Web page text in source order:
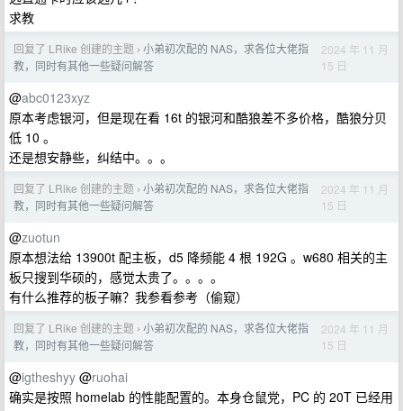
求教
回复了 LRike 创建的主题 › 小弟初次配的 NAS，求各位大佬指
教，同时有其他一些疑问解答
2024 年 11 月
15 日
@abc0123xyz
原本考虑银河，但是现在看 16t 的银河和酷狼差不多价格，酷狼分贝
低 10 。
还是想安静些，纠结中。。。
回复了 LRike 创建的主题 › 小弟初次配的 NAS，求各位大佬指
教，同时有其他一些疑问解答
2024 年 11 月
15 日
@zuotun
原本想法给 13900t 配主板，d5 降频能 4 根 192G 。w680 相关的主
板只搜到华硕的，感觉太贵了。。。。
有什么推荐的板子嘛？我参看参考（偷窥）
回复了 LRike 创建的主题 › 小弟初次配的 NAS，求各位大佬指
教，同时有其他一些疑问解答
2024 年 11 月
15 日
@igtheshyy @ruohai
确实是按照 homelab 的性能配置的。本身仓鼠党，PC 的 20T 已经用